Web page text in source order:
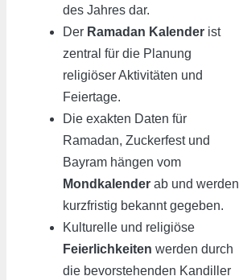
des Jahres dar.
Der Ramadan Kalender ist
zentral für die Planung
religiöser Aktivitäten und
Feiertage.
Die exakten Daten für
Ramadan, Zuckerfest und
Bayram hängen vom
Mondkalender ab und werden
kurzfristig bekannt gegeben.
Kulturelle und religiöse
Feierlichkeiten werden durch
die bevorstehenden Kandiller